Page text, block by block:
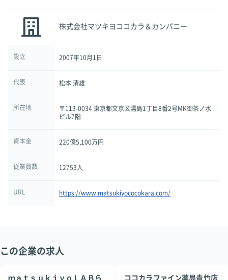
株式会社マツキヨココカラ＆カンパニー
設立 2007年10月1日
代表 松本 清雄
所在地
〒113-0034 東京都文京区湯島1丁目8番2号MK御茶ノ水
ビル7階
資本金 220億5,100万円
従業員数 12753人
URL https://www.matsukiyococokara.com/
この企業の求人
ｍａｔｓｕｋｉｙｏＬＡＢら
ココカラファイン薬局青竹店